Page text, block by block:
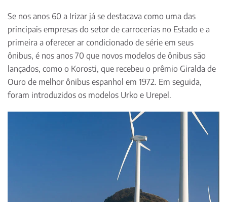
Se nos anos 60 a Irizar já se destacava como uma das
principais empresas do setor de carrocerias no Estado e a
primeira a oferecer ar condicionado de série em seus
ônibus, é nos anos 70 que novos modelos de ônibus são
lançados, como o Korosti, que recebeu o prêmio Giralda de
Ouro de melhor ônibus espanhol em 1972. Em seguida,
foram introduzidos os modelos Urko e Urepel.